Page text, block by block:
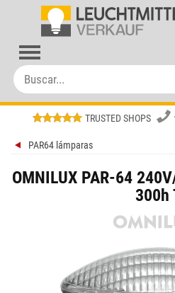
TRUSTED SHOPS
PAR64 lámparas
OMNILUX PAR-64
300h